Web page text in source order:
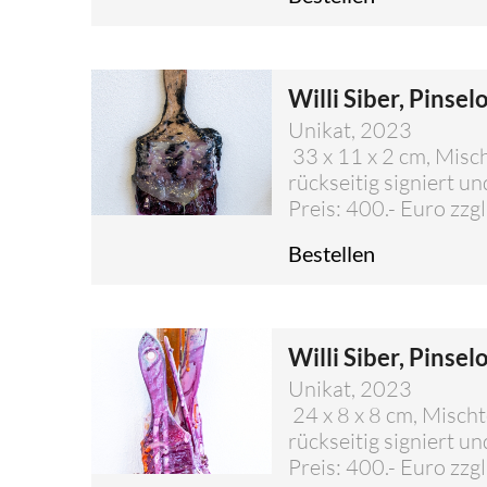
Willi Siber,
Unikat, 2023
33 x 11 x 2 cm,
rückseitig signiert
Preis: 400.- Euro
Bestellen
Willi Siber,
Unikat, 2023
24 x 8 x 8 cm,
rückseitig signiert
Preis: 400.- Euro